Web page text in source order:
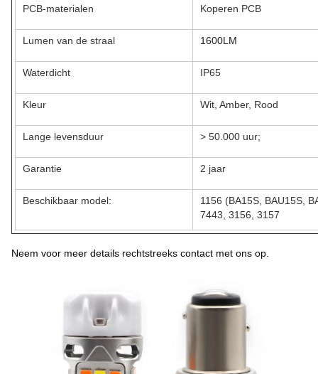
PCB-materialen Koperen PCB
Lumen van de straal 1600LM
Waterdicht IP65
Kleur Wit, Amber, Rood
Lange levensduur > 50.000 uur;
Garantie 2 jaar
Beschikbaar model:
1156 (BA15S, BAU15S,
7443, 3156, 3157
Neem voor meer details rechtstreeks contact met ons op.